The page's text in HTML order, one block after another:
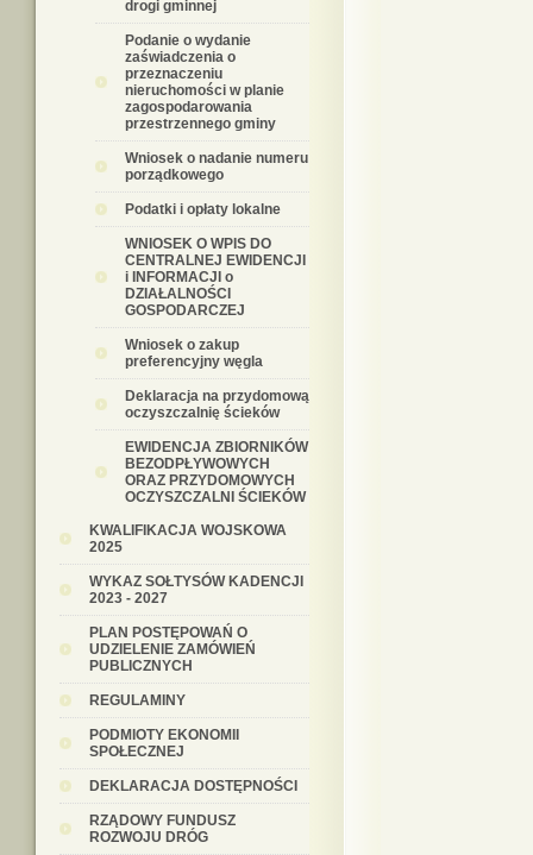
drogi gminnej
Podanie o wydanie
zaświadczenia o
przeznaczeniu
nieruchomości w planie
zagospodarowania
przestrzennego gminy
Wniosek o nadanie numeru
porządkowego
Podatki i opłaty lokalne
WNIOSEK O WPIS DO
CENTRALNEJ EWIDENCJI
i INFORMACJI o
DZIAŁALNOŚCI
GOSPODARCZEJ
Wniosek o zakup
preferencyjny węgla
Deklaracja na przydomową
oczyszczalnię ścieków
EWIDENCJA ZBIORNIKÓW
BEZODPŁYWOWYCH
ORAZ PRZYDOMOWYCH
OCZYSZCZALNI ŚCIEKÓW
KWALIFIKACJA WOJSKOWA
2025
WYKAZ SOŁTYSÓW KADENCJI
2023 - 2027
PLAN POSTĘPOWAŃ O
UDZIELENIE ZAMÓWIEŃ
PUBLICZNYCH
REGULAMINY
PODMIOTY EKONOMII
SPOŁECZNEJ
DEKLARACJA DOSTĘPNOŚCI
RZĄDOWY FUNDUSZ
ROZWOJU DRÓG